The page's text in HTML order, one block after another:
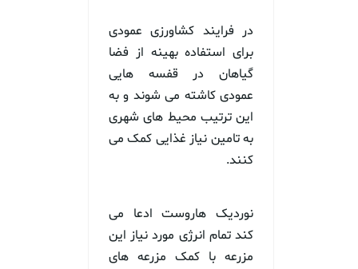
در فرایند کشاورزی عمودی
برای استفاده بهینه از فضا
گیاهان در قفسه هایی
عمودی کاشته می شوند و به
این ترتیب محیط های شهری
به تامین نیاز غذایی کمک می
کنند.
نوردیک هاروست ادعا می
کند تمام انرژی مورد نیاز این
مزرعه با کمک مزرعه های